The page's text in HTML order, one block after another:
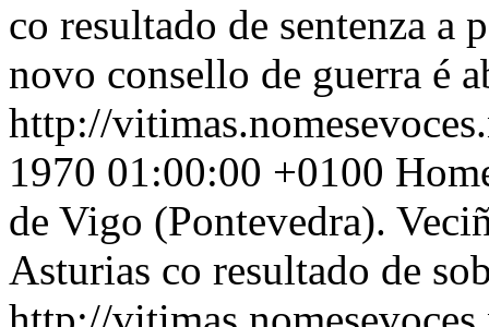
co resultado de sentenza a
novo consello de guerra é
http://
1970 01:00:00 +0100
de Vigo (Pontevedra).
Asturias co resultado de